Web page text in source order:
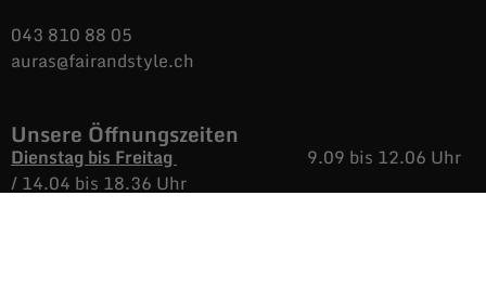
043 810 88 05
auras@fairandstyle.ch
Unsere Öffnungszeiten
Dienstag bis Freitag
9.09 bis 12.06 Uhr
/14.04 bis 18.36 Uhr